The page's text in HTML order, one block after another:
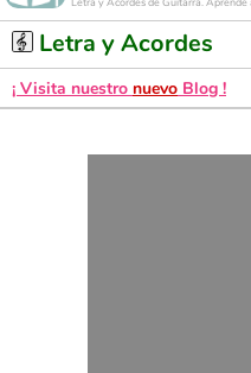
Letra y Acordes
¡ Visita nuestro nuevo Blog !